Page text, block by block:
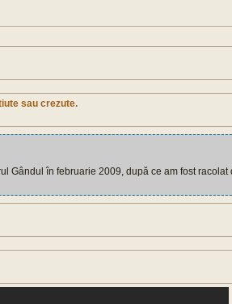
sau crezute.
Gândul în februarie 2009, după ce am fost racolat